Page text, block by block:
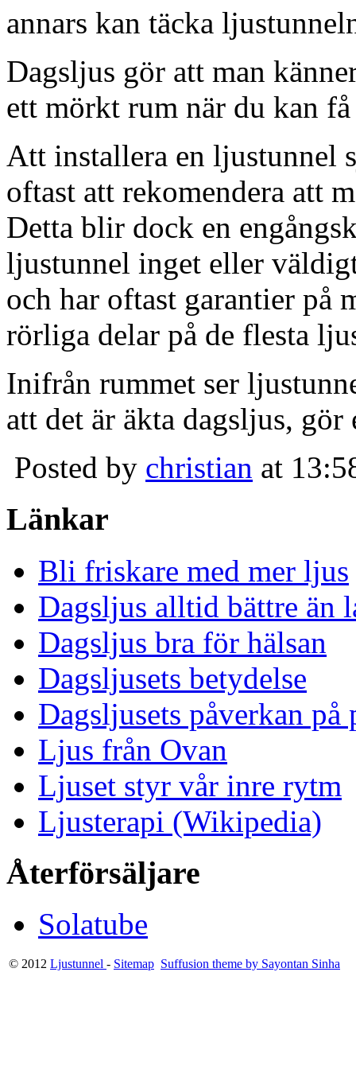
annars kan täcka
Dagsljus gör att man
ett mörkt rum när du kan
Att installera en ljustunnel
oftast att rekomendera att
Detta blir dock en
ljustunnel inget eller
och har oftast garantier på
rörliga delar på de flesta
Inifrån rummet ser
att det är äkta dagsljus,
Posted by christian at
Länkar
Bli friskare med mer ljus
Dagsljus alltid bättre än
Dagsljus bra för hälsan
Dagsljusets betydelse
Dagsljusets påverkan på
Ljus från Ovan
Ljuset styr vår inre rytm
Ljusterapi (Wikipedia)
Återförsäljare
Solatube
© 2012 Ljustunnel - Sitemap Suffusion theme by Sayontan Sinha